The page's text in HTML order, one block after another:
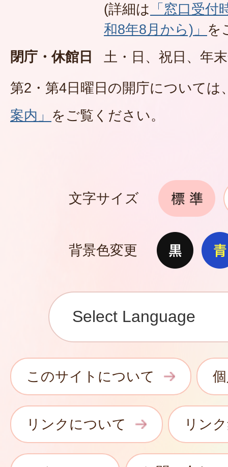
(詳細は 「窓口受
和8年8月から)」 を
閉庁・休館日
土・日、祝日、年
第2・第4日曜日の開庁については
案内」 をご覧ください。
文字サイズ
背景色変更
このサイトについて
リンクについて リン